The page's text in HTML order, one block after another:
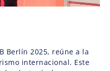
Berlín 2025, reúne a la
internacional. Este